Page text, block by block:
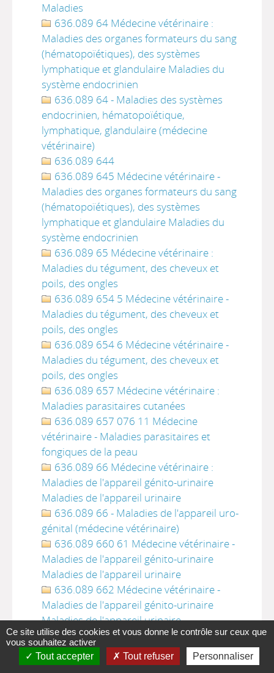
Maladies
636.089 64 Médecine vétérinaire :
Maladies des organes formateurs du sang
(hématopoïétiques), des systèmes
lymphatique et glandulaire Maladies du
système endocrinien
636.089 64 - Maladies des systèmes
endocrinien, hématopoïétique,
lymphatique, glandulaire (médecine
vétérinaire)
636.089 644
636.089 645 Médecine vétérinaire -
Maladies des organes formateurs du sang
(hématopoïétiques), des systèmes
lymphatique et glandulaire Maladies du
système endocrinien
636.089 65 Médecine vétérinaire :
Maladies du tégument, des cheveux et
poils, des ongles
636.089 654 5 Médecine vétérinaire -
Maladies du tégument, des cheveux et
poils, des ongles
636.089 654 6 Médecine vétérinaire -
Maladies du tégument, des cheveux et
poils, des ongles
636.089 657 Médecine vétérinaire :
Maladies parasitaires cutanées
636.089 657 076 11 Médecine
vétérinaire - Maladies parasitaires et
fongiques de la peau
636.089 66 Médecine vétérinaire :
Maladies de l'appareil génito-urinaire
Maladies de l'appareil urinaire
636.089 66 - Maladies de l'appareil uro-
génital (médecine vétérinaire)
636.089 660 61 Médecine vétérinaire -
Maladies de l'appareil génito-urinaire
Maladies de l'appareil urinaire
636.089 662 Médecine vétérinaire -
Maladies de l'appareil génito-urinaire
Maladies de l'appareil urinaire
636.089 662 2 Médecine vétérinaire -
Maladies de l'appareil génito-urinaire
Maladies de l'appareil urinaire
Ce site utilise des cookies et vous donne le contrôle sur ceux que
vous souhaitez activer
Tout accepter
Tout refuser Personnaliser